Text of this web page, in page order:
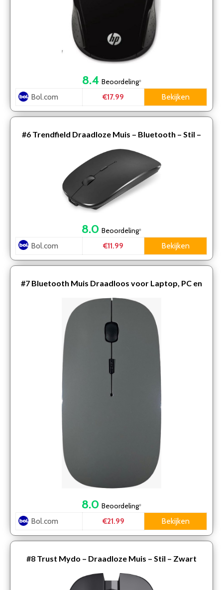
8.4 Beoordeling*
Bol.com €17.99 Bekijken
#6 Trendfield Draadloze Muis – Bluetooth – Stil –
Oplaadbaar – Zwart
8.0 Beoordeling*
Bol.com €11.99 Bekijken
#7 Bluetooth Muis Draadloos voor Laptop, PC en
Mac – Silent Klik
8.0 Beoordeling*
Bol.com €21.99 Bekijken
#8 Trust Mydo – Draadloze Muis – Stil – Zwart